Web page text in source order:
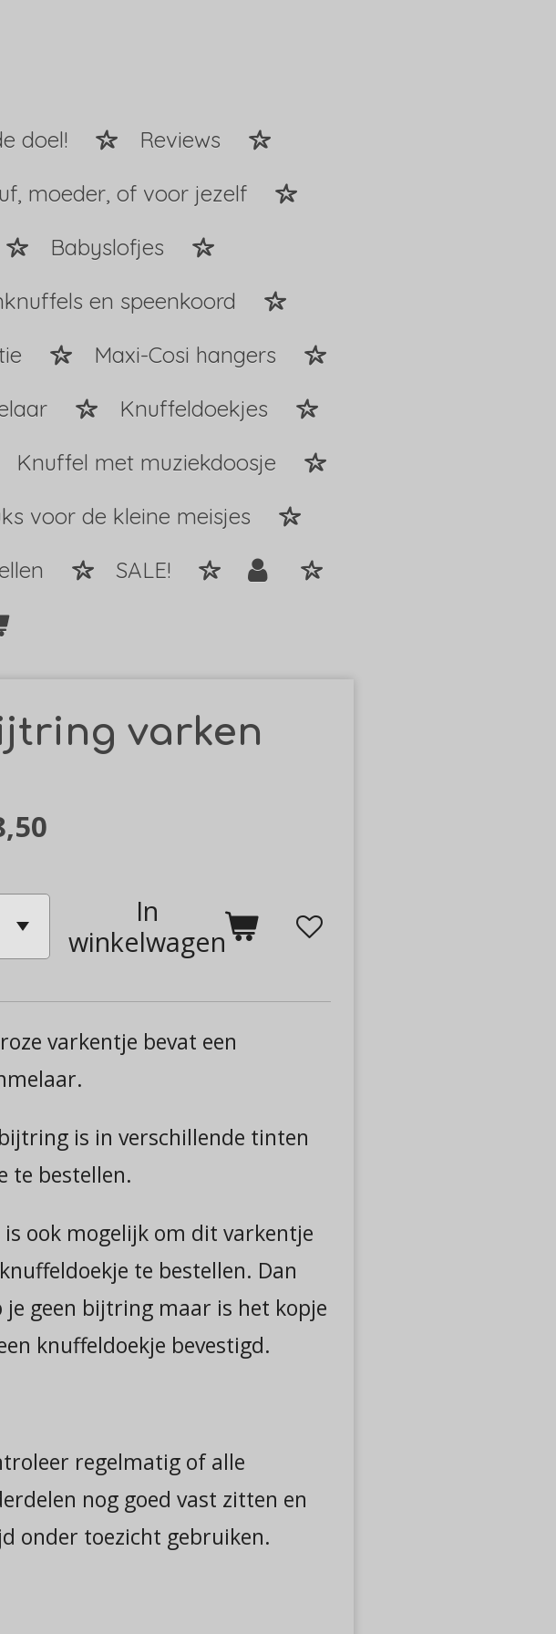
doel!
Reviews
moeder, of voor jezelf
Babyslofjes
en speenkoord
Maxi-Cosi hangers
Knuffeldoekjes
Knuffel met muziekdoosje
voor de kleine meisjes
SALE!
varken
In
winkelwagen
varkentje bevat een
is in verschillende tinten
te bestellen.
is ook mogelijk om dit varkentje
te bestellen. Dan
je geen bijtring maar is het kopje
knuffeldoekje bevestigd.
regelmatig of alle
nog goed vast zitten en
onder toezicht gebruiken.